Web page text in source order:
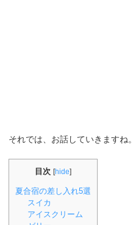
それでは、お話していきますね。
目次 [hide]
夏合宿の差し入れ5選
スイカ
アイスクリーム